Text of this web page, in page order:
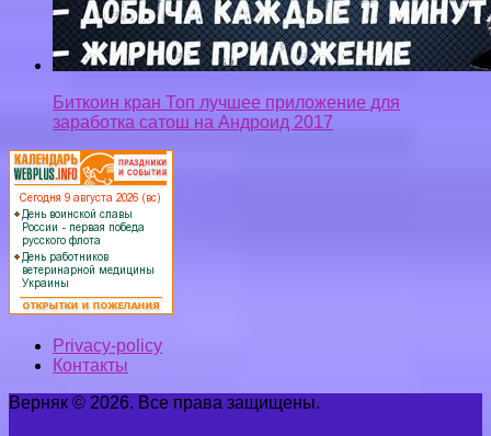
Privacy-policy
Контакты
Верняк © 2026. Все права защищены.